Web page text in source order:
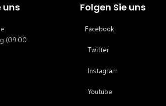
uns
(09:00
Folgen Sie uns
Facebook
Twitter
Instagram
Youtube